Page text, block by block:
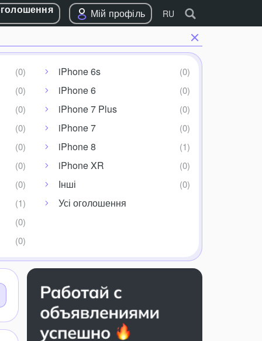
RU
Мій профіль
iPhone 6s
iPhone 6
iPhone 7 Plus
iPhone 7
iPhone 8
iPhone XR
Інші
Усі оголошення